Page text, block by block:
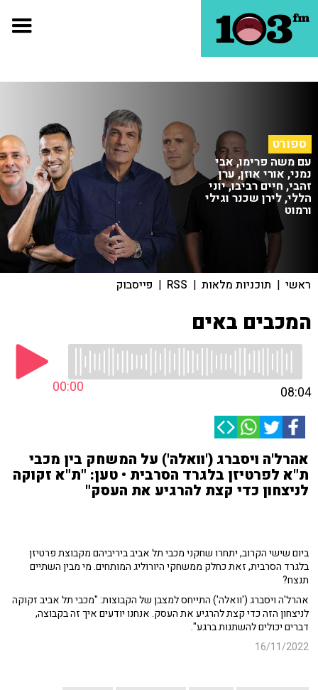
ספורט
עם משה פרימו, אבי
נמני, אורי אוזן, ערן
זהבי, חיים רביבו, יוני
הללי, לירן שכנר וגילי
ורמוט
ראשי | תוכניות מלאות |
RSS
| פייסבוק
המכבים באים
00:00 08:04
אהרל'ה ויסברג ('וואלה') על המשחק בין מכבי
ת"א לפרטיזן בלגרד הסרבית • טען: "ת"א זקוקה
לניצחון כדי קצת להרגיע את העסק"
ביום שישי הקרוב, יתחרו שחקני מכבי תל אביב ביריביהם מקבוצת פרטיזן
בלגרד הסרבית, זאת כחלק ממשחקי היורוליג המותחים. מי מבין השתיים
תנצח?
אהרל'ה ויסברג ('וואלה') התייחס למצבן של הקבוצות: "מכבי תל אביב זקוקה
לניצחון הזה כדי קצת להרגיע את העסק. אנחנו יודעים איך זה בקבוצה,
דברים יכולים להשתנות ברגע".
16/11/2022